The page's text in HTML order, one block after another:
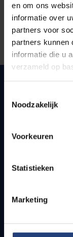
en om ons
informatie over
partners voor
partners kunnen
informatie die u
verzameld op
Noodzakelijk
Voorkeuren
Statistieken
Marketing
Quick links
How to